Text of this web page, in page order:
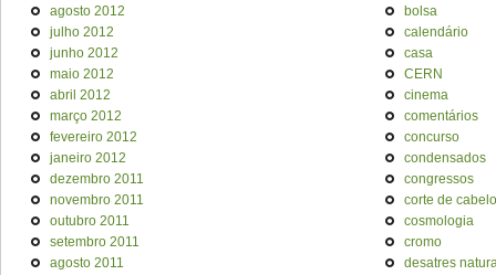
agosto 2012
julho 2012
junho 2012
maio 2012
abril 2012
março 2012
fevereiro 2012
janeiro 2012
dezembro 2011
novembro 2011
outubro 2011
setembro 2011
agosto 2011
bolsa
calendário
casa
CERN
cinema
comentários
concurso
condensados
congressos
corte de cabelo
cosmologia
cromo
desatres